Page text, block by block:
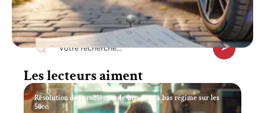
Recherche
Les lecteurs aiment
Résolution des problèmes de broutage à bas régime sur les
50cc